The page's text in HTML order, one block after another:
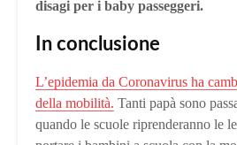
disagi per i baby passeggeri.
In conclusione
L’epidemia da Coronavirus ha
della mobilità. Tanti papà sono
quando le scuole riprenderanno le